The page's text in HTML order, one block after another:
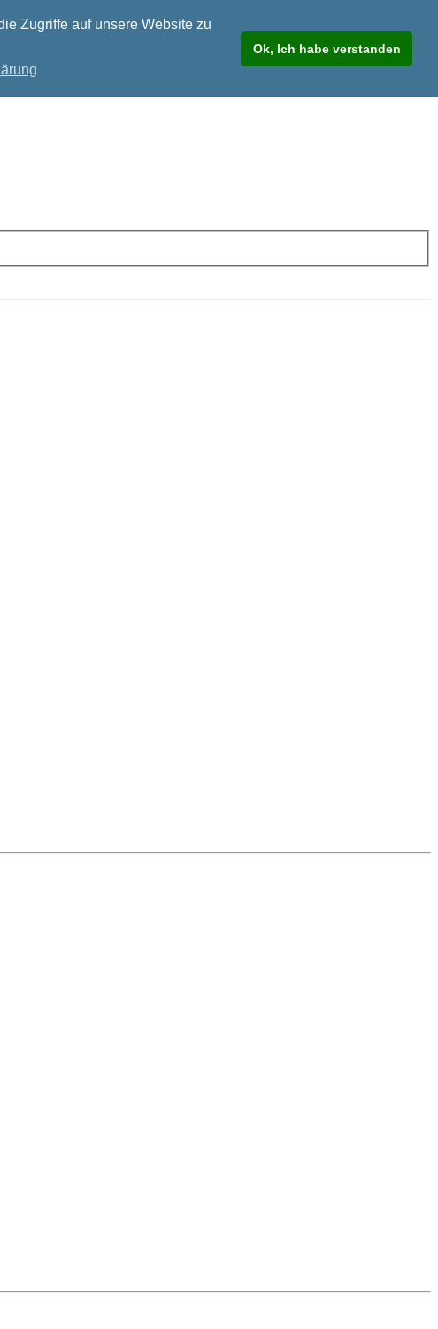
Zugriffe auf unsere Website zu
Ok, Ich habe verstanden